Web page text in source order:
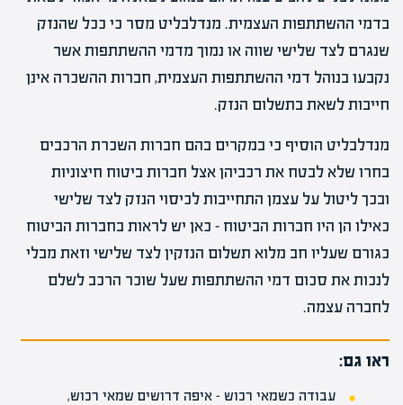
בדמי ההשתתפות העצמית. מנדלבליט מסר כי ככל שהנזק
שנגרם לצד שלישי שווה או נמוך מדמי ההשתתפות אשר
נקבעו בנוהל דמי ההשתתפות העצמית, חברות ההשכרה אינן
חייבות לשאת בתשלום הנזק.
מנדלבליט הוסיף כי במקרים בהם חברות השכרת הרכבים
בחרו שלא לבטח את רכביהן אצל חברות ביטוח חיצוניות
ובכך ליטול על עצמן התחייבות לכיסוי הנזק לצד שלישי
כאילו הן היו חברות הביטוח – כאן יש לראות בחברות הביטוח
כגורם שעליו חב מלוא תשלום הנזקין לצד שלישי וזאת מבלי
לנכות את סכום דמי ההשתתפות שעל שוכר הרכב לשלם
לחברה עצמה.
ראו גם:
עבודה כשמאי רכוש – איפה דרושים שמאי רכוש,